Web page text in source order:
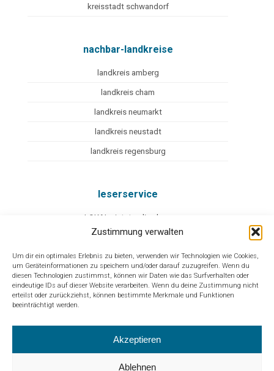
Zustimmung verwalten
Um dir ein optimales Erlebnis zu bieten, verwenden wir Technologien wie Cookies,
um Geräteinformationen zu speichern und/oder darauf zuzugreifen. Wenn du
diesen Technologien zustimmst, können wir Daten wie das Surfverhalten oder
eindeutige IDs auf dieser Website verarbeiten. Wenn du deine Zustimmung nicht
erteilst oder zurückziehst, können bestimmte Merkmale und Funktionen
beeinträchtigt werden.
Akzeptieren
Ablehnen
kreisstadt schwandorf
nachbar-landkreise
landkreis amberg
landkreis cham
landkreis neumarkt
landkreis neustadt
landkreis regensburg
leserservice
eLOKAL - jetzt online lesen
mediadaten
facebook
instagram
branchenbuch
weitere
impressum